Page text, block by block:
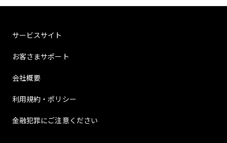
サービスサイト
お客さまサポート
会社概要
利用規約・ポリシー
金融犯罪にご注意ください